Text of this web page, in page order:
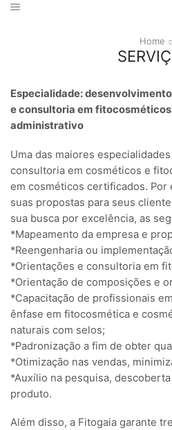
Home
Especialidade:
e consultoria em
administrativo
Uma das maiores
consultoria em cosméticos e
em cosméticos certificados. Por
suas propostas para seus
sua busca por excelência, as
*Mapeamento da empresa e
*Reengenharia ou
*Orientações e consultoria em
*Orientação de composições e
*Capacitação de profissionais
ênfase em fitocosmética e
naturais com selos;
*Padronização a fim de obter
*Otimização nas vendas,
*Auxílio na pesquisa,
produto.
Além disso, a Fitogaia garante